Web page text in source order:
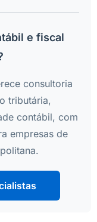
e fiscal
consultoria
tributária,
contábil, com
empresas de